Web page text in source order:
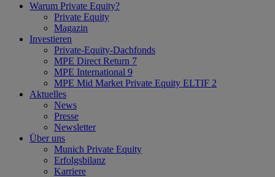
Warum Private Equity?
Private Equity
Magazin
Investieren
Private-Equity-Dachfonds
MPE Direct Return 7
MPE International 9
MPE Mid Market Private Equity ELTIF 2
Aktuelles
News
Presse
Newsletter
Über uns
Munich Private Equity
Erfolgsbilanz
Karriere